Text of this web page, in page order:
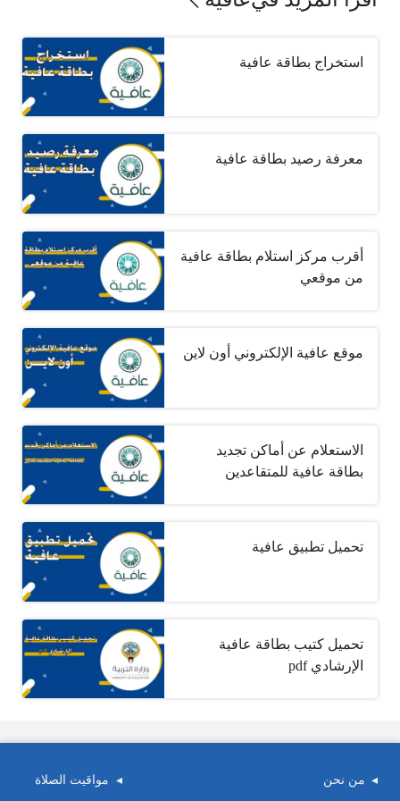
استخراج بطاقة عافية
معرفة رصيد بطاقة عافية
أقرب مركز استلام بطاقة عافية
من موقعي
موقع عافية الإلكتروني أون لاين
الاستعلام عن أماكن تجديد
بطاقة عافية للمتقاعدين
تحميل تطبيق عافية
تحميل كتيب بطاقة عافية
الإرشادي pdf
من نحن مواقيت الصلاة